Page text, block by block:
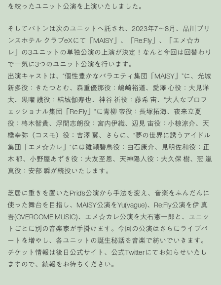
を絞ったユニット公演を上演いたしました。
そしてバトンは次のユニットへ託され、2023年7～8月、品川プリ
ンスホテル クラブeXにて「MAISY」、「Re:Fly」、「エメ☆カ
レ」の3ユニットの単独公演の上演が決定！なんと今回は回替わり
で一気に3つのユニット公演を行います。
出演キャストは、“個性豊かなバラエティ集団「MAISY」”に、光城
新多役：きたつとむ、森重優那役：嶋崎裕道、愛澤 心役：大見洋
太、黒曜 護役：結城伽寿也、神谷 祈役：藤希 宙、“大人なプロフ
ェッショナル集団「Re:Fly」”に青柳 帝役：長塚拓海、夜来立夏
役：柊木智貴、浮間志朗役：宮内伊織、辺見 宙役：小椋涼介、天
橋幸弥（コスモ）役：吉澤 翼、さらに、“夢の世界に誘うアイドル
集団「エメ☆カレ」“には雛瀬碧鳥役：白石康介、見明佐和役：正
木 郁、小野屋あずき役：大友至恩、天神陽人役：大久保 樹、冠 嵐
真役：安部 瞬が続投いたします。
芝居に重きを置いたPrid’s公演から手法を変え、音楽をふんだんに
使った舞台を目指し、MAISY公演をYu(vague)、Re:Fly公演を伊 真
吾(OVERCOME MUSIC)、エメ☆カレ公演を大石憲一郎と、ユニッ
トごとに別の音楽家が手掛けます。今回の公演はさらにライブパ
ートを増やし、各ユニットの誕生秘話を音楽で紡いでいきます。
チケット情報は後日公式サイト、公式Twitterにてお知らせいたし
ますので、続報をお待ちください。